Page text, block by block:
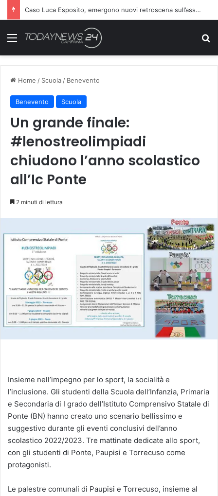
Caso Luca Esposito, emergono nuovi retroscena sull’assassino
Menu
Home / Scuola / Benevento
Benevento Scuola
Un grande finale:
#lenostreolimpiadi
chiudono l’anno scolastico
all’Ic Ponte
2 minuti di lettura
Insieme nell’impegno per lo sport, la socialità e
l’inclusione. Gli studenti della Scuola dell’Infanzia, Primaria
e Secondaria di I grado dell’Istituto Comprensivo Statale di
Ponte (BN) hanno creato uno scenario bellissimo e
suggestivo durante gli eventi conclusivi dell’anno
scolastico 2022/2023. Tre mattinate dedicate allo sport,
con gli studenti di Ponte, Paupisi e Torrecuso come
protagonisti.
Le palestre comunali di Paupisi e Torrecuso, insieme al